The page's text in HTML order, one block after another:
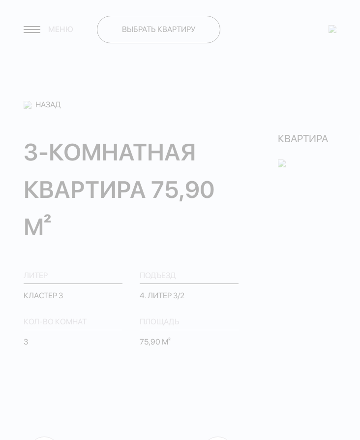
МЕНЮ ВЫБРАТЬ КВАРТИРУ
НАЗАД
3-КОМНАТНАЯ
КВАРТИРА 75,90
М²
ЛИТЕР
КЛАСТЕР 3
ПОДЪЕЗД
4. ЛИТЕР 3/2
КОЛ-ВО КОМНАТ
3
ПЛОЩАДЬ
75,90 М²
КВАРТИРА